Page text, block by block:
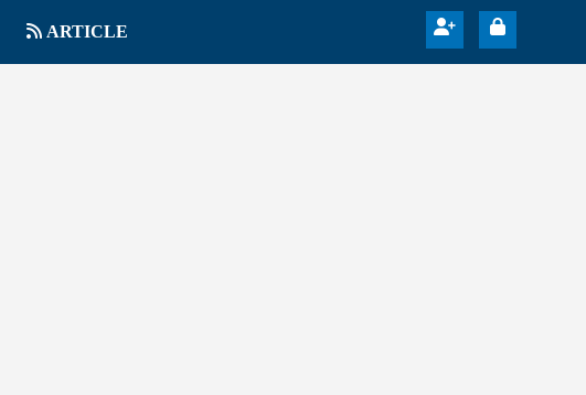
ARTICLE